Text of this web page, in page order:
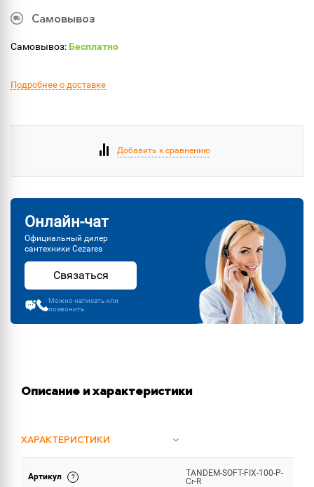
Самовывоз
Самовывоз:Бесплатно
Подробнее о доставке
Добавить к сравнению
Онлайн-чат
Официальный дилер
сантехники Cezares
Связаться
Можно написать или
позвонить
Описание и характеристики
ХАРАКТЕРИСТИКИ
ОБЪЕМ ПОСТАВКИ
Артикул
TANDEM-SOFT-FIX-100-P-
Cr-R